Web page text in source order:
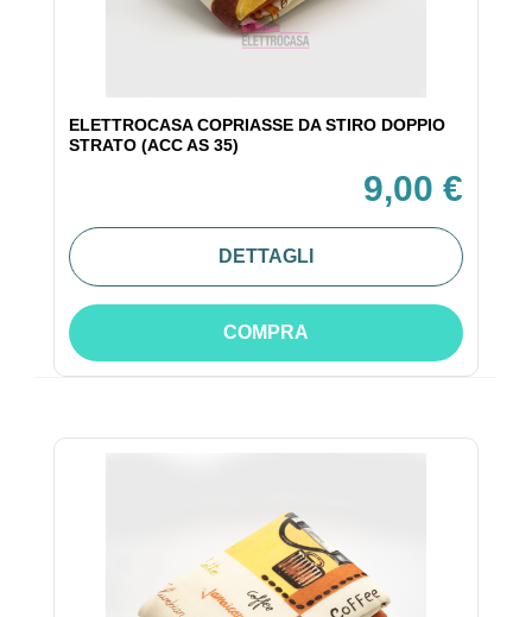
ELETTROCASA COPRIASSE DA STIRO DOPPIO
STRATO (ACC AS 35)
9,00 €
DETTAGLI
COMPRA